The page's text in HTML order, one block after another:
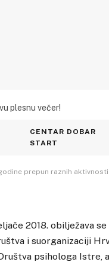
plesnu večer!
CENTAR DOBAR
START
prepun raznih aktivnosti
ove
2018. obilježava
i suorganizaciji
psihologa Istre,